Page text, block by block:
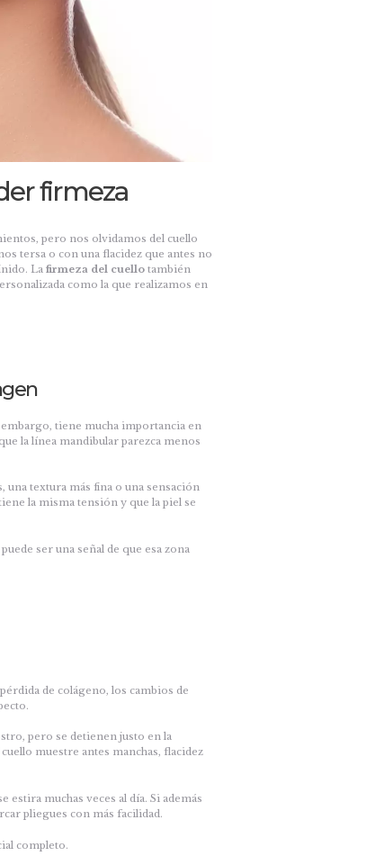
firmeza
pero nos olvidamos del cuello
tersa o con una flacidez que antes no
La firmeza del cuello también
como la que realizamos en
embargo, tiene mucha importancia en
la línea mandibular parezca menos
una textura más fina o una sensación
la misma tensión y que la piel se
ser una señal de que esa zona
de colágeno, los cambios de
pero se detienen justo en la
muestre antes manchas, flacidez
muchas veces al día. Si además
pliegues con más facilidad.
completo.